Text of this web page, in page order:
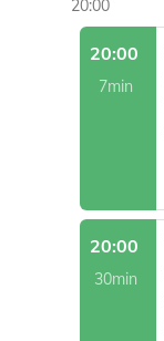
20:00
20:00
7min
20:00
30min